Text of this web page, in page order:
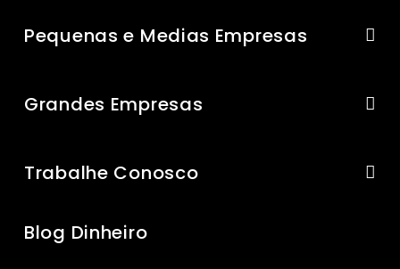
Pequenas e Medias Empresas
Grandes Empresas
Trabalhe Conosco
Blog Dinheiro